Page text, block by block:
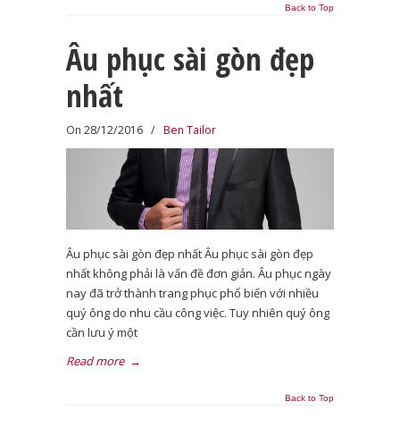
Back to Top
Âu phục sài gòn đẹp
nhất
On 28/12/2016 / Ben Tailor
Âu phục sài gòn đẹp nhất Âu phục sài gòn đẹp
nhất không phải là vấn đề đơn giản. Âu phục ngày
nay đã trở thành trang phục phổ biến với nhiều
quý ông do nhu cầu công việc. Tuy nhiên quý ông
cần lưu ý một
Read more →
Back to Top